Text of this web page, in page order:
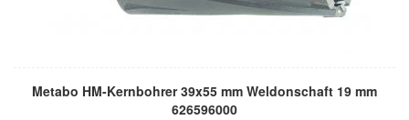
Metabo HM-Kernbohrer 39x55 mm Weldonschaft 19 mm
626596000